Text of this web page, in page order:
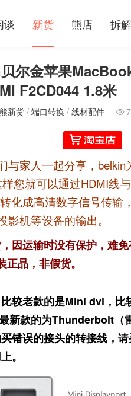
谈 新货 熊店 拆解
尔金苹果
F2CD044 1.8米
新货 / 端口转换 / 线材配件 
家人一起分享，belkin
您就可以通过HDMI线
化成高清数字信号传
机等设备的输出。
因运输时没有保护，难
品，非假货。
较老款的是Mini dvi，比
新款的为Thunderbolt（
错误的接头的转接线，
。